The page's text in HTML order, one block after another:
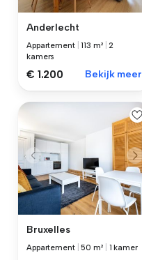
Anderlecht
Appartement |113 m² |2
kamers
€ 1.200 Bekijk meer
Bruxelles
Appartement |50 m² 1 kamer